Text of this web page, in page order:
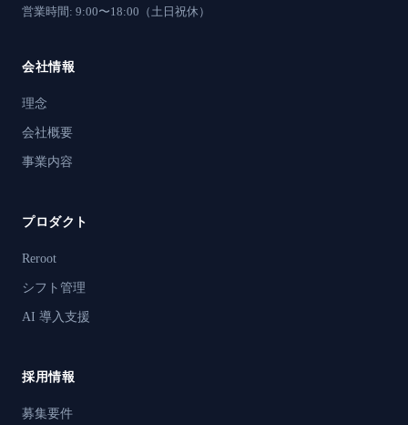
営業時間: 9:00〜18:00（土日祝休）
会社情報
理念
会社概要
事業内容
プロダクト
Reroot
シフト管理
AI 導入支援
採用情報
募集要件